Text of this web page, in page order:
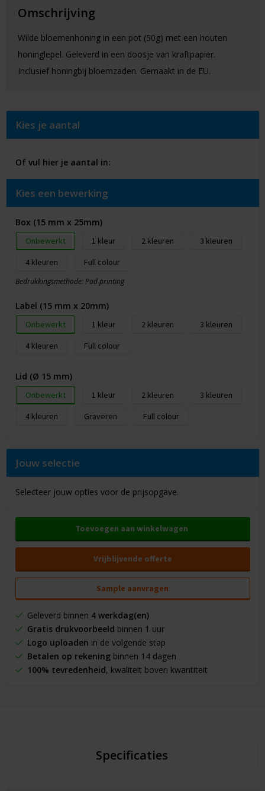
Omschrijving
Wilde bloemenhoning in een pot (50g) met een houten
honinglepel. Geleverd in een doosje van kraftpapier.
Inclusief honingbij bloemzaden. Gemaakt in de EU.
Kies je aantal
Of vul hier je aantal in:
Kies een bewerking
Box (15 mm x 25mm)
Onbewerkt 1 2
3
4
Full colour
Bedrukkingsmethode: Pad printing
Label (15 mm x 20mm)
Onbewerkt 1 2
3
4
Full colour
Lid (Ø 15 mm)
Onbewerkt 1 2
3
4
Graveren Full colour
Jouw selectie
Selecteer jouw opties voor de prijsopgave.
Toevoegen aan winkelwagen
Vrijblijvende offerte
Sample aanvragen
Geleverd binnen 4 werkdag(en)
Gratis drukvoorbeeld binnen 1 uur
Logo uploaden in de volgende stap
Betalen op rekeningbinnen 14 dagen
100% tevredenheid, kwaliteit boven kwantiteit
Specificaties